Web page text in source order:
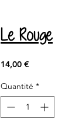
Le Rouge
14,00 €
Quantité *